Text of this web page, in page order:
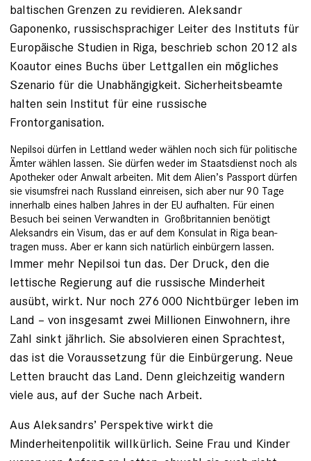
baltischen Grenzen zu revidieren. Aleksandr
Gaponenko, russischsprachiger Leiter des Instituts für
Europäische Studien in Riga, beschrieb schon 2012 als
Koautor eines Buchs über Lettgallen ein mögliches
Szenario für die Unabhängigkeit. Sicherheits­beamte
halten sein Institut für eine russische
Frontorganisation.
Nepilsoi dürfen in Lettland weder wählen noch sich für ­politische
Ämter wählen lassen. Sie dürfen weder im Staatsdienst noch als
Apotheker oder Anwalt arbeiten. Mit dem Alien’s Pass­port dürfen
sie visumsfrei nach Russland einreisen, sich aber nur 90 Tage
innerhalb eines halben Jahres in der EU aufhalten. Für einen
Besuch bei seinen Verwandten in Großbritannien benötigt
Aleksandrs ein Visum, das er auf dem Konsulat in Riga bean­
tragen muss. Aber er kann sich natürlich einbürgern lassen.
Immer mehr Nepilsoi tun das. Der Druck, den die
lettische Regierung auf die russische Minderheit
ausübt, wirkt. Nur ­noch 276 000 Nichtbürger leben im
Land – von insgesamt zwei Millionen Einwohnern, ihre
Zahl sinkt jährlich. Sie absolvieren einen Sprachtest,
das ist die Voraussetzung für die Einbürgerung. Neue
Letten braucht das Land. Denn gleichzeitig wandern
viele aus, auf der Suche nach Arbeit.
Aus Aleksandrs’ Perspektive wirkt die
Minderheitenpolitik willkürlich. Seine Frau und Kinder